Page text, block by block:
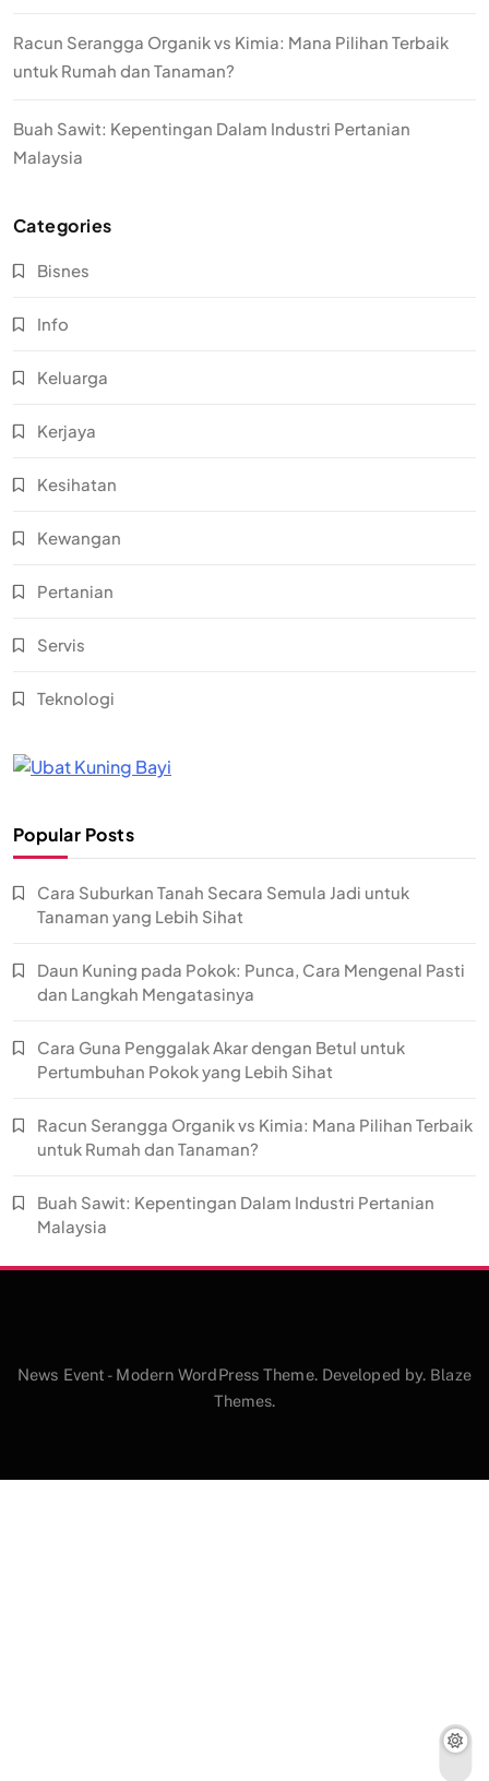
Racun Serangga Organik vs Kimia: Mana Pilihan Terbaik
untuk Rumah dan Tanaman?
Buah Sawit: Kepentingan Dalam Industri Pertanian
Malaysia
Categories
Bisnes
Info
Keluarga
Kerjaya
Kesihatan
Kewangan
Pertanian
Servis
Teknologi
Popular Posts
Cara Suburkan Tanah Secara Semula Jadi untuk
Tanaman yang Lebih Sihat
Daun Kuning pada Pokok: Punca, Cara Mengenal Pasti
dan Langkah Mengatasinya
Cara Guna Penggalak Akar dengan Betul untuk
Pertumbuhan Pokok yang Lebih Sihat
Racun Serangga Organik vs Kimia: Mana Pilihan Terbaik
untuk Rumah dan Tanaman?
Buah Sawit: Kepentingan Dalam Industri Pertanian
Malaysia
News Event - Modern WordPress Theme. Developed by. Blaze
Themes.